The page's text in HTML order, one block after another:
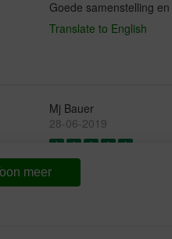
Goede samenstelling
Translate to English
Mj Bauer
28-06-2019
Ben erg te vreden
Translate to English
meer